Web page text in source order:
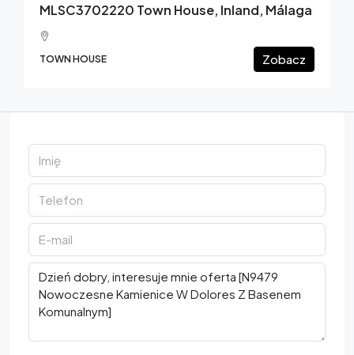
MLSC3702220 Town House, Inland, Málaga
TOWN HOUSE Zobacz